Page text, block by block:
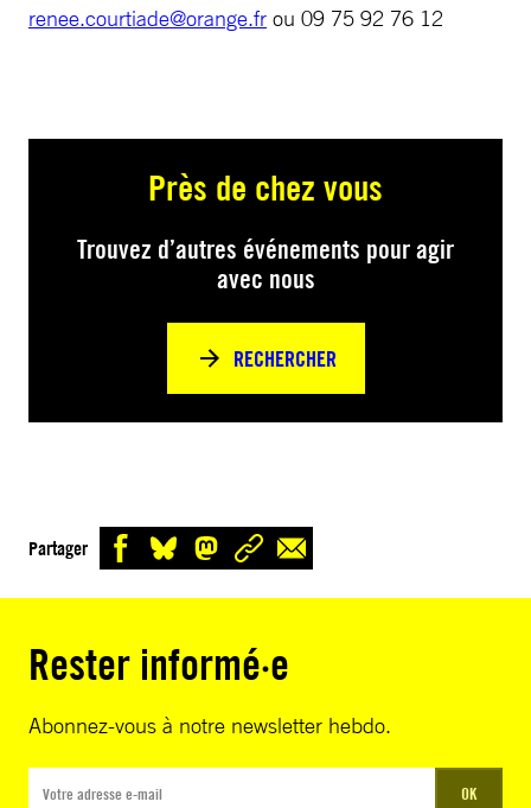
renee.courtiade@orange.fr ou 09 75 92 76 12
Près de chez vous
Trouvez d’autres événements pour agir
avec nous
RECHERCHER
Partager
Rester informé·e
Abonnez-vous à notre newsletter hebdo.
OK